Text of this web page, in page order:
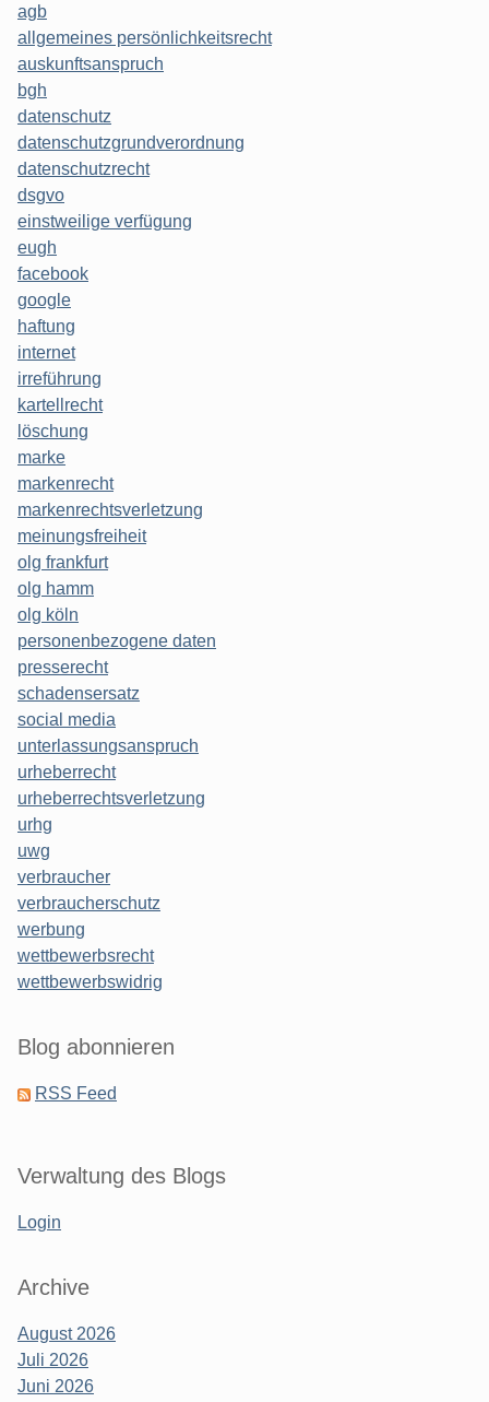
agb
allgemeines persönlichkeitsrecht
auskunftsanspruch
bgh
datenschutz
datenschutzgrundverordnung
datenschutzrecht
dsgvo
einstweilige verfügung
eugh
facebook
google
haftung
internet
irreführung
kartellrecht
löschung
marke
markenrecht
markenrechtsverletzung
meinungsfreiheit
olg frankfurt
olg hamm
olg köln
personenbezogene daten
presserecht
schadensersatz
social media
unterlassungsanspruch
urheberrecht
urheberrechtsverletzung
urhg
uwg
verbraucher
verbraucherschutz
werbung
wettbewerbsrecht
wettbewerbswidrig
Blog abonnieren
RSS Feed
Verwaltung des Blogs
Login
Archive
August 2026
Juli 2026
Juni 2026